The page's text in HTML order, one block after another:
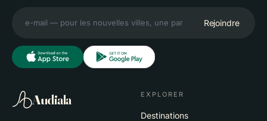
Rejoindre
Audiala EXPLORER
Destinations